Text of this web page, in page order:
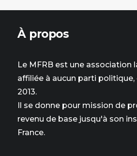
À propos
Le MFRB est une association
affiliée à aucun parti politique,
2013.
Il se donne pour mission de
revenu de base jusqu'à son
France.